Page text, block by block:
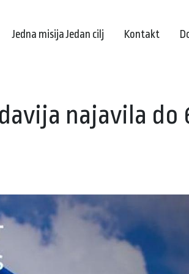
Jedna misija Jedan cilj Kontakt
najavila do